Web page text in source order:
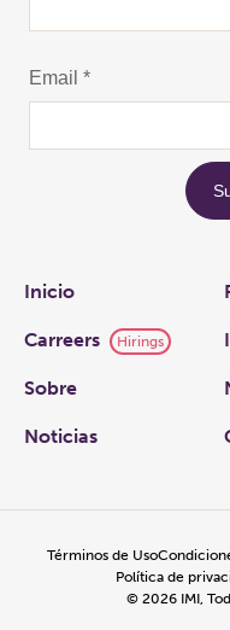
Links
Inicio
Carreers Hirings
Sobre
Noticias
© 2026 IMI,
Términos de Uso
Política de